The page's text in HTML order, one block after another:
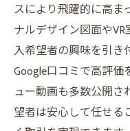
スにより飛躍的に高ま
ナルデザイン図面や
入希望者の興味を引き
Google口コミで高評
ュー動画も多数公開さ
望者は安心して任せる